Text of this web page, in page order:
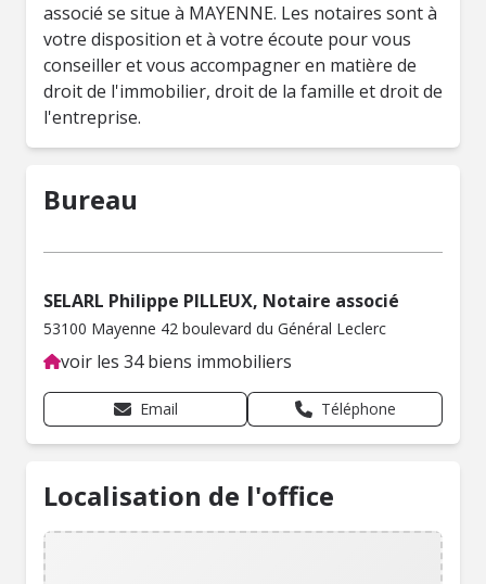
associé se situe à MAYENNE. Les notaires sont à
votre disposition et à votre écoute pour vous
conseiller et vous accompagner en matière de
droit de l'immobilier, droit de la famille et droit de
l'entreprise.
Bureau
SELARL Philippe PILLEUX, Notaire associé
53100 Mayenne 42 boulevard du Général Leclerc
voir les 34 biens immobiliers
Email Téléphone
Localisation de l'office